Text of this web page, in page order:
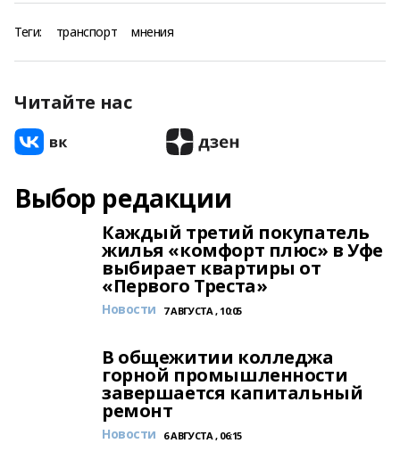
Теги: транспорт мнения
Читайте нас
Выбор редакции
Каждый третий покупатель
жилья «комфорт плюс» в Уфе
выбирает квартиры от
«Первого Треста»
Новости 7 АВГУСТА , 10:05
В общежитии колледжа
горной промышленности
завершается капитальный
ремонт
Новости 6 АВГУСТА , 06:15